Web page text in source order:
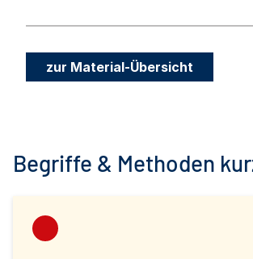
zur Material-Übersicht
Begriffe & Methoden